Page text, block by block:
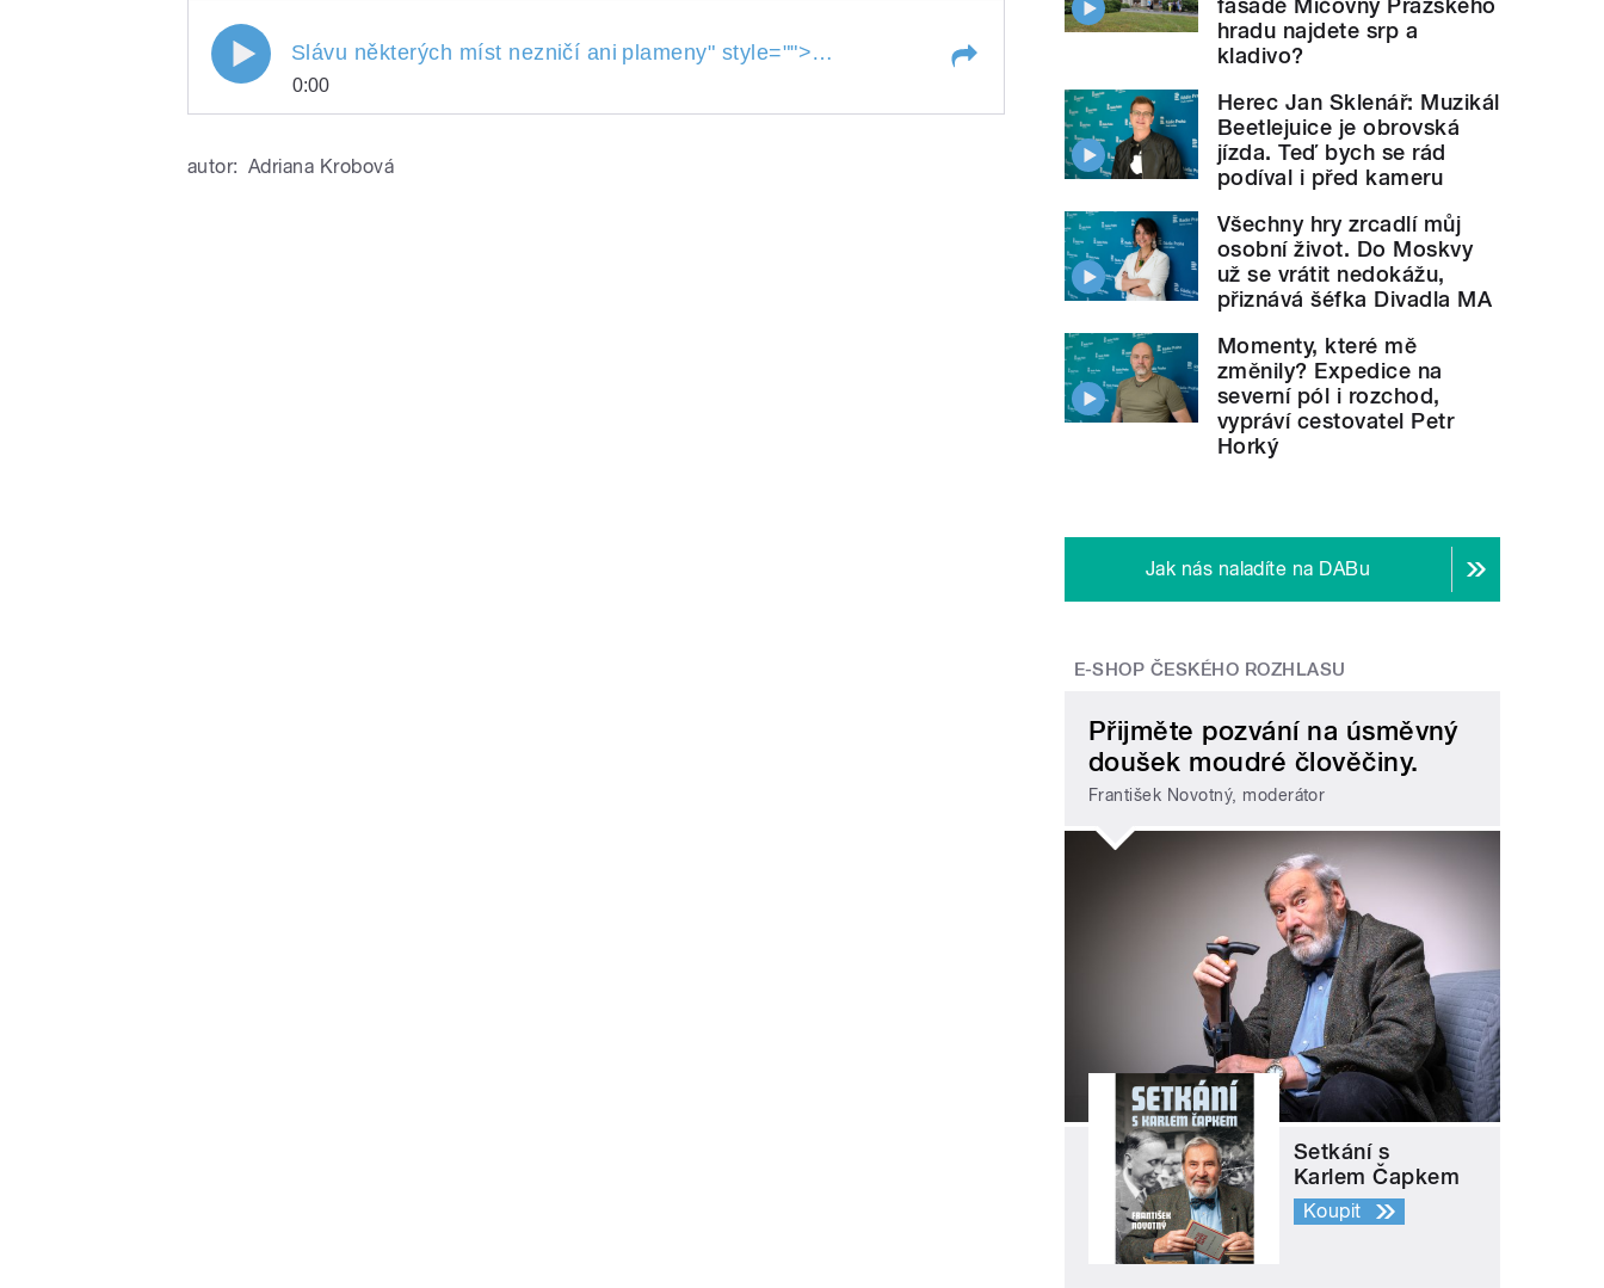
Slávu některých míst nezničí ani plameny" style="">Slávu některých míst nezničí ani plameny" style="">
0:00
autor: Adriana Krobová
fasádě Míčovny Pražského
hradu najdete srp a
kladivo?
Herec Jan Sklenář: Muzikál
Beetlejuice je obrovská
jízda. Teď bych se rád
podíval i před kameru
Všechny hry zrcadlí můj
osobní život. Do Moskvy
už se vrátit nedokážu,
přiznává šéfka Divadla MA
Momenty, které mě
změnily? Expedice na
severní pól i rozchod,
vypráví cestovatel Petr
Horký
Jak nás naladíte na DABu
E-SHOP ČESKÉHO ROZHLASU
Přijměte pozvání na úsměvný
doušek moudré člověčiny.
František Novotný, moderátor
Setkání s
Karlem Čapkem
Koupit